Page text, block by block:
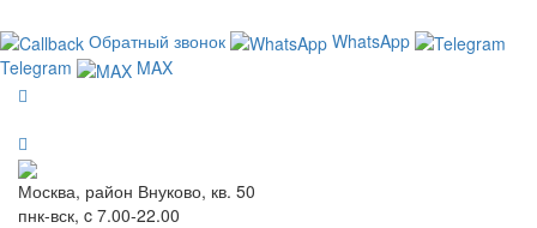
Обратный звонок
WhatsApp
Telegram
MAX
Москва, район Внуково, кв. 50
пнк-вск, c 7.00-22.00